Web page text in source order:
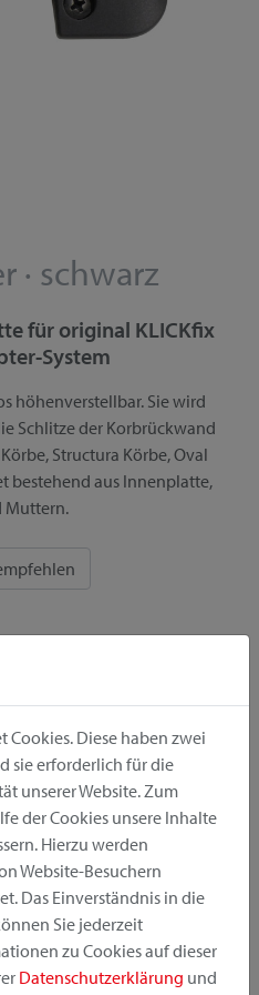
Bilder
Preisliste
· schwarz
für original KLICKfix
System
höhenverstellbar. Sie wird
Schlitze der Korbrückwand
Structura Körbe, Oval
bestehend aus Innenplatte,
Muttern.
Cookies. Diese haben zwei
sie erforderlich für die
unserer Website. Zum
der Cookies unsere Inhalte
Hierzu werden
Website-Besuchern
Das Einverständnis in die
Sie jederzeit
zu Cookies auf dieser
Datenschutzerklärung und